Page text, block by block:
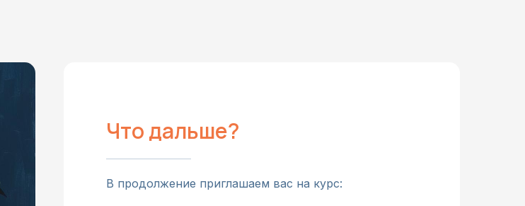
Что дальше?
В продолжение приглашаем вас на курс: